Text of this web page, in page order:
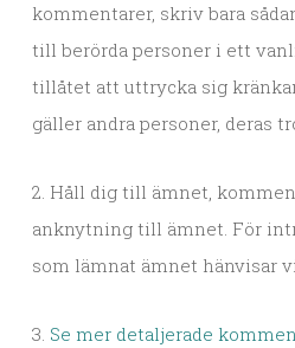
kommentarer, skriv bara
till berörda personer i ett
tillåtet att uttrycka sig
gäller andra personer, deras
2. Håll dig till ämnet,
anknytning till ämnet. För
som lämnat ämnet hänvisar
3. Se mer detaljerade